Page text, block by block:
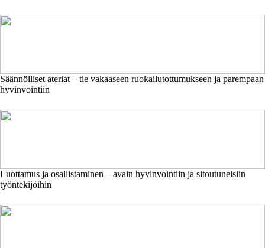
Säännölliset ateriat – tie vakaaseen ruokailutottumukseen ja parempaan
hyvinvointiin
Luottamus ja osallistaminen – avain hyvinvointiin ja sitoutuneisiin
työntekijöihin